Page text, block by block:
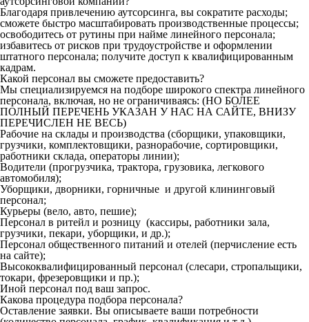
Благодаря привлечению аутсорсинга, вы сократите расходы;
сможете быстро масштабировать производственные процессы;
освободитесь от рутины при найме линейного персонала;
избавитесь от рисков при трудоустройстве и оформлении
штатного персонала; получите доступ к квалифицированным
кадрам.
Какой персонал вы сможете предоставить?
Мы специализируемся на подборе широкого спектра линейного
персонала, включая, но не ограничиваясь: (НО БОЛЕЕ
ПОЛНЫЙ ПЕРЕЧЕНЬ УКАЗАН У НАС НА САЙТЕ, ВНИЗУ
ПЕРЕЧИСЛЕН НЕ ВЕСЬ)
Рабочие на склады и производства (сборщики, упаковщики,
грузчики, комплектовщики, разнорабочие, сортировщики,
работники склада, операторы линии);
Водители (прогрузчика, трактора, грузовика, легкового
автомобиля);
Уборщики, дворники, горничные и другой клининговый
персонал;
Курьеры (вело, авто, пешие);
Персонал в ритейл и розницу (кассиры, работники зала,
грузчики, пекари, уборщики, и др.);
Персонал общественного питаний и отелей (перчисление есть
на сайте);
Высококвалифицированный персонал (слесари, стропальщики,
токари, фрезеровщики и пр.);
Иной персонал под ваш запрос.
Какова процедура подбора персонала?
Оставление заявки. Вы описываете ваши потребности